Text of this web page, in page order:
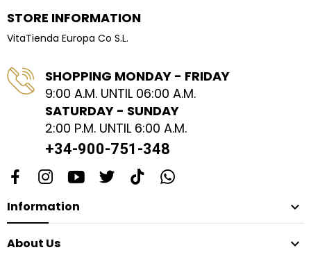
STORE INFORMATION
VitaTienda Europa Co S.L.
SHOPPING MONDAY - FRIDAY
9:00 A.M. UNTIL 06:00 A.M.
SATURDAY - SUNDAY
2:00 P.M. UNTIL 6:00 A.M.
+34-900-751-348
Information 
About Us 